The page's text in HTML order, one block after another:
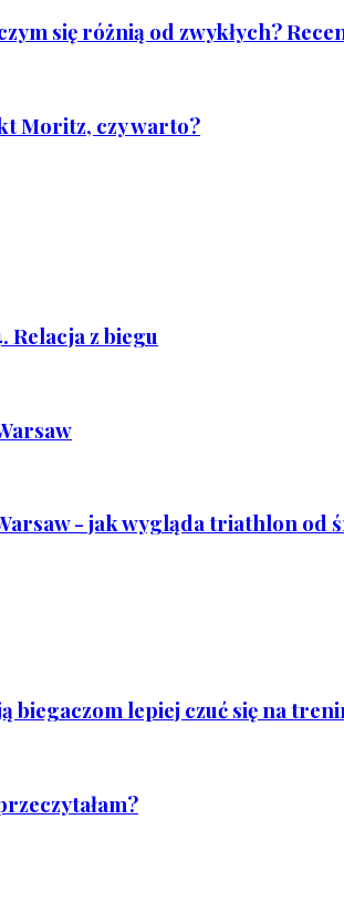
się różnią od zwykłych?
Moritz, czy warto?
Relacja z biegu
- jak wygląda triathlon od
biegaczom lepiej czuć się na